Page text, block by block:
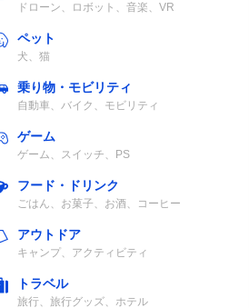
画質 フロントカメラ
約207万画素
アカメラ）
200万画素（フ
ロント・リアカ
メラ）
ドローン、ロボット、音楽、VR
ペット
犬、猫
乗り物・モビリティ
自動車、バイク、モビリティ
ゲーム
ゲーム、スイッチ、PS
フード・ドリンク
ごはん、お菓子、お酒、コーヒー
アウトドア
キャンプ、アクティビティ
トラベル
旅行、旅行グッズ、ホテル